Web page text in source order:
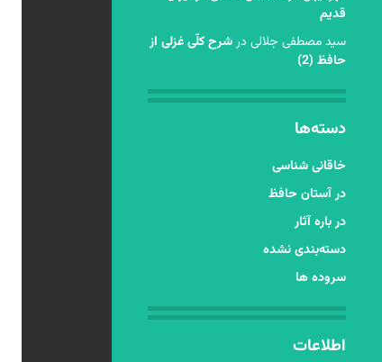
قدیم
سید مصطفی جلالی درشرح کلّی غزلی از
حافظ (2)
دسته‌ها
خاقانی شناسی
در آستان حافظ
در باره آثار
دسته‌بندی نشده
سروده ها
اطلاعات